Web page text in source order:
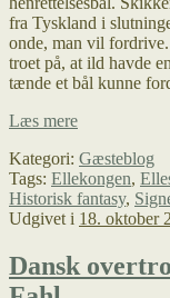
fra Tyskland i
onde, man vil
troet på, at ild havde
tænde et bål kunne
Læs mereHistorien
sankthansaften
Kategori: Gæsteblog
Tags: Ellekongen,
Historisk fantasy,
Udgivet i 18. oktober
Dansk